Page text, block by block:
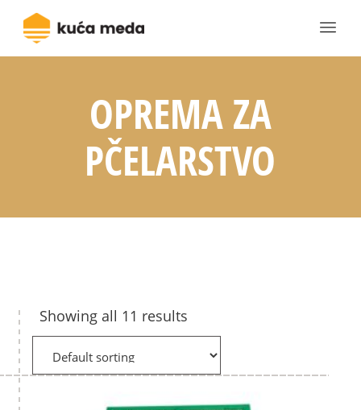
OPREMA ZA
PČELARSTVO
Showing all 11 results